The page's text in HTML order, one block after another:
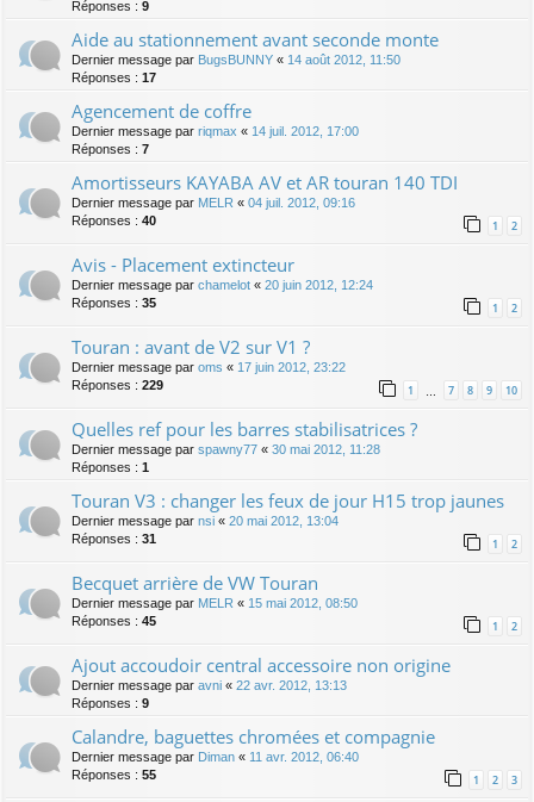
Réponses : 9
Aide au stationnement avant seconde monte
Dernier message par BugsBUNNY « 14 août 2012, 11:50
Réponses : 17
Agencement de coffre
Dernier message par riqmax « 14 juil. 2012, 17:00
Réponses : 7
Amortisseurs KAYABA AV et AR touran 140 TDI
Dernier message par MELR « 04 juil. 2012, 09:16
Réponses : 40 1 2
Avis - Placement extincteur
Dernier message par chamelot « 20 juin 2012, 12:24
Réponses : 35 1 2
Touran : avant de V2 sur V1 ?
Dernier message par oms « 17 juin 2012, 23:22
Réponses : 229 1 … 7 8 9 10
Quelles ref pour les barres stabilisatrices ?
Dernier message par spawny77 « 30 mai 2012, 11:28
Réponses : 1
Touran V3 : changer les feux de jour H15 trop jaunes
Dernier message par nsi « 20 mai 2012, 13:04
Réponses : 31 1 2
Becquet arrière de VW Touran
Dernier message par MELR « 15 mai 2012, 08:50
Réponses : 45 1 2
Ajout accoudoir central accessoire non origine
Dernier message par avni « 22 avr. 2012, 13:13
Réponses : 9
Calandre, baguettes chromées et compagnie
Dernier message par Diman « 11 avr. 2012, 06:40
Réponses : 55 1 2 3